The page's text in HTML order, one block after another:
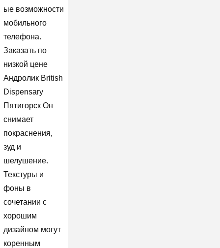
ые возможности
мобильного
телефона.
Заказать по
низкой цене
Андролик British
Dispensary
Пятигорск Он
снимает
покраснения,
зуд и
шелушение.
Текстуры и
фоны в
сочетании с
хорошим
дизайном могут
коренным